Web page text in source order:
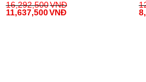
16,292,500VNĐ
11,637,500VNĐ